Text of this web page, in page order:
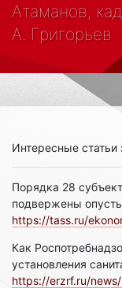
Атаманов,
А. Григорьев
Интересные статьи
Порядка 28
подвержены
https://tass.ru/
Как
установления
https://erzrf.ru/